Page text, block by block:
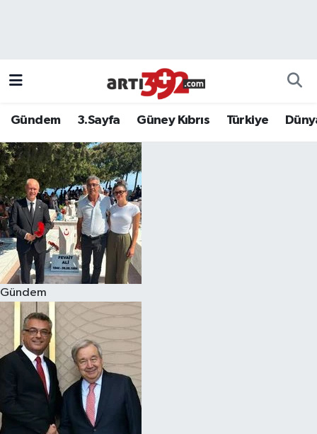
Gündem 3.Sayfa Güney Kıbrıs Türkiye
Gündem